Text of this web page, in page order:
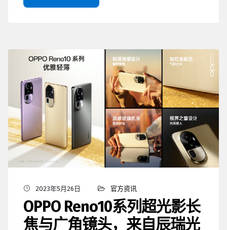
2023年5月26日 官方资讯
OPPO Reno10系列超光影长
焦与广角镜头，来自辰瑞光